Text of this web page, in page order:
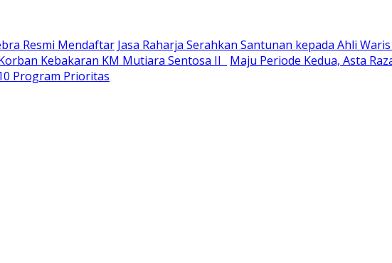
Resmi Mendaftar Jasa Raharja Serahkan Santunan kepada Ahli
Kebakaran KM Mutiara Sentosa II
Maju Periode Kedua, Asta
Program Prioritas